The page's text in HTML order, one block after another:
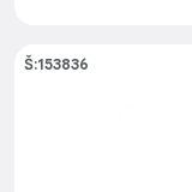
Š:153836